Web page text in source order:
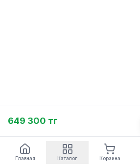
649 300 тг
Главная Каталог Корзина